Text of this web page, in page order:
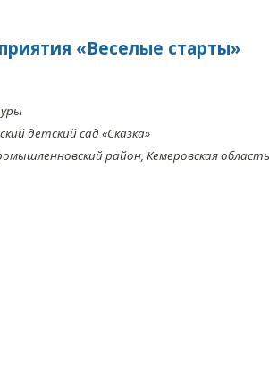
«Веселые старты»
детский сад «Сказка»
район, Кемеровская